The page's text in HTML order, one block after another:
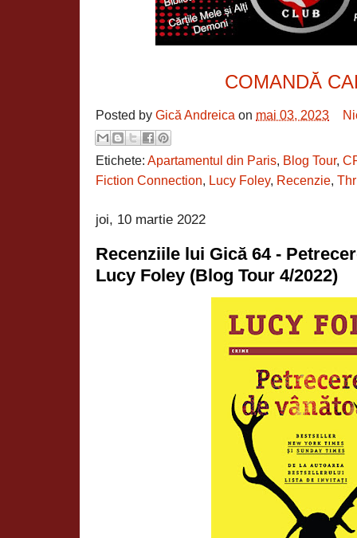
COMANDĂ
Posted by Gică Andreica on mai 03, 2023
Etichete: Apartamentul din Paris, Blog Tour,
Fiction Connection, Lucy Foley, Recenzie,
joi, 10 martie 2022
Recenziile lui Gică 64 -
Lucy Foley (Blog Tour 4/2022)